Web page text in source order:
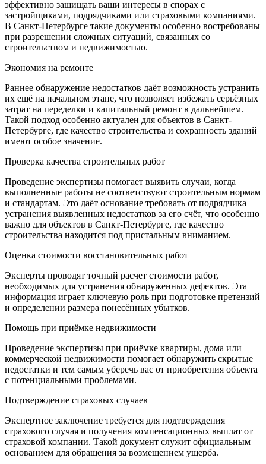
эффективно защищать ваши интересы в спорах с
застройщиками, подрядчиками или страховыми компаниями.
В Санкт-Петербурге такие документы особенно востребованы
при разрешении сложных ситуаций, связанных со
строительством и недвижимостью.
Экономия на ремонте
Раннее обнаружение недостатков даёт возможность устранить
их ещё на начальном этапе, что позволяет избежать серьёзных
затрат на переделки и капитальный ремонт в дальнейшем.
Такой подход особенно актуален для объектов в Санкт-
Петербурге, где качество строительства и сохранность зданий
имеют особое значение.
Проверка качества строительных работ
Проведение экспертизы помогает выявить случаи, когда
выполненные работы не соответствуют строительным нормам
и стандартам. Это даёт основание требовать от подрядчика
устранения выявленных недостатков за его счёт, что особенно
важно для объектов в Санкт-Петербурге, где качество
строительства находится под пристальным вниманием.
Оценка стоимости восстановительных работ
Эксперты проводят точный расчет стоимости работ,
необходимых для устранения обнаруженных дефектов. Эта
информация играет ключевую роль при подготовке претензий
и определении размера понесённых убытков.
Помощь при приёмке недвижимости
Проведение экспертизы при приёмке квартиры, дома или
коммерческой недвижимости помогает обнаружить скрытые
недостатки и тем самым уберечь вас от приобретения объекта
с потенциальными проблемами.
Подтверждение страховых случаев
Экспертное заключение требуется для подтверждения
страхового случая и получения компенсационных выплат от
страховой компании. Такой документ служит официальным
основанием для обращения за возмещением ущерба.